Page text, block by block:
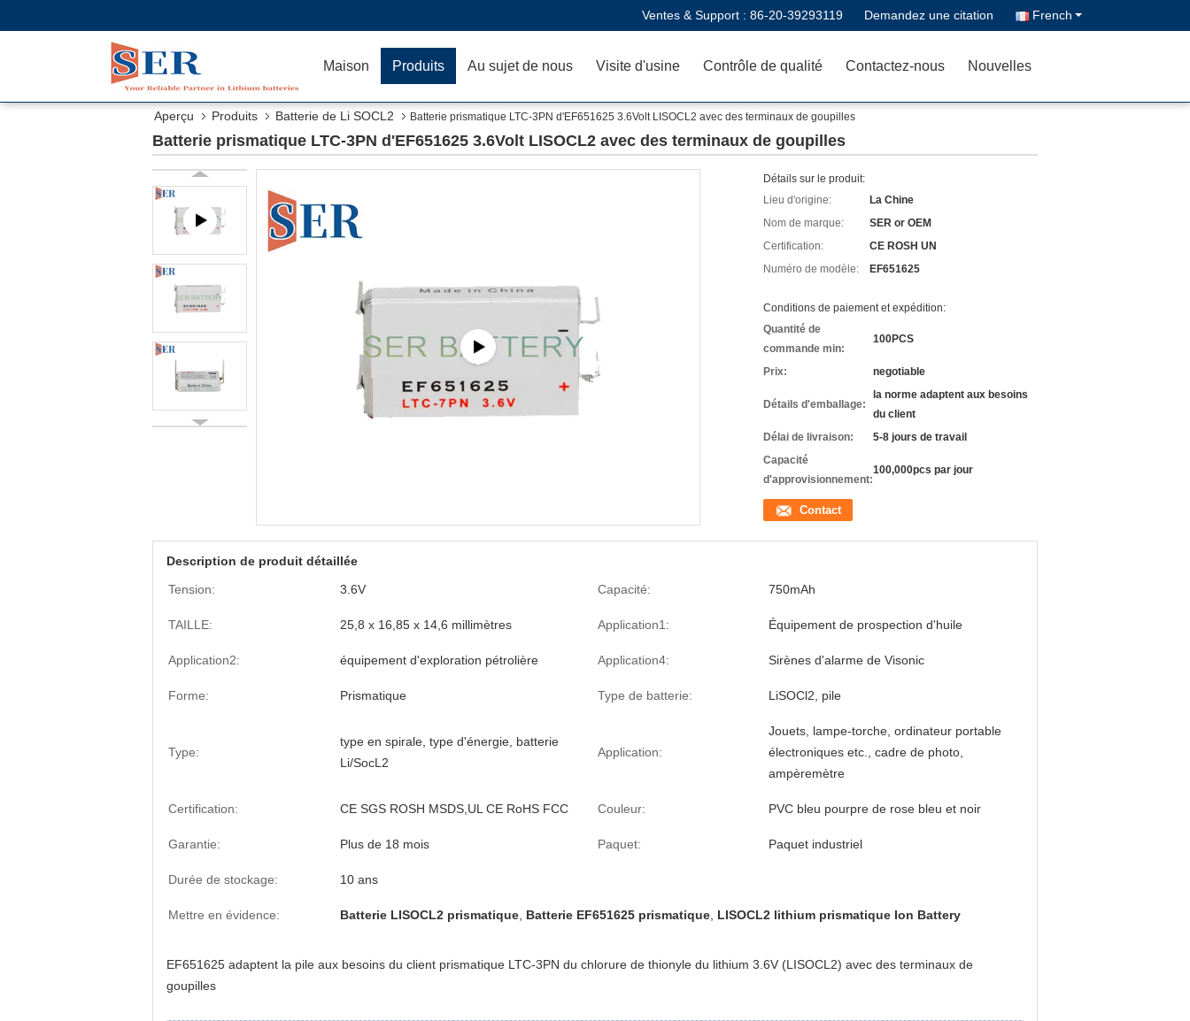
Ventes & Support : 86-20-39293119 Demandez une citation French
Maison Produits Au sujet de nous Visite d'usine Contrôle de qualité Contactez-nous Nouvelles
Aperçu Produits Batterie de Li SOCL2 Batterie prismatique LTC-3PN d'EF651625 3.6Volt LISOCL2 avec des terminaux de goupilles
Batterie prismatique LTC-3PN d'EF651625 3.6Volt LISOCL2 avec des terminaux de goupilles
Détails sur le produit:
Lieu d'origine:
La Chine
Nom de marque:
SER or OEM
Certification:
CE ROSH UN
Numéro de modèle:
EF651625
Conditions de paiement et expédition:
Quantité de
commande min:
100PCS
Prix: negotiable
Détails d'emballage:
la norme adaptent aux besoins
du client
Délai de livraison:
5-8 jours de travail
Capacité
d'approvisionnement:
100,000pcs par jour
Contact
Description de produit détaillée
Tension:
3.6V Capacité: 750mAh
TAILLE: 25,8 x 16,85 x 14,6 millimètres Application1: Équipement de prospection d'huile
Application2: équipement d'exploration pétrolière Application4: Sirènes d'alarme de Visonic
Forme: Prismatique Type de batterie: LiSOCl2, pile
Type:
type en spirale, type d'énergie, batterie
Li/SocL2
Application:
Jouets, lampe-torche, ordinateur portable
électroniques etc., cadre de photo,
ampèremètre
Certification: CE SGS ROSH MSDS,UL CE RoHS FCC Couleur: PVC bleu pourpre de rose bleu et noir
Garantie: Plus de 18 mois Paquet: Paquet industriel
Durée de stockage: 10 ans
Mettre en évidence: Batterie LISOCL2 prismatique Batterie EF651625 prismatique LISOCL2 lithium prismatique Ion Battery
EF651625 adaptent la pile aux besoins du client prismatique LTC-3PN du chlorure de thionyle du lithium 3.6V (LISOCL2) avec des terminaux de
goupilles